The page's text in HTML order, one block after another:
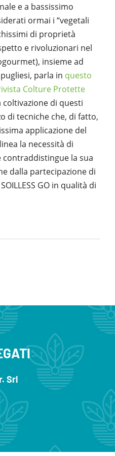
e a bassissimo
ormai i “vegetali
di proprietà
e rivoluzionari nel
insieme ad
parla in questo
Colture Protette
coltivazione di questi
di tecniche che, di fatto,
applicazione del
la necessità di
la sua
dalla partecipazione di
GO in qualità di
Srl